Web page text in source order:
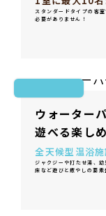
スタンダードタイプの客
必要がありません！
ウォーター
遊べる楽し
全天候型温浴
ジャクジーや打たせ湯、
床など遊びと癒やしの要素